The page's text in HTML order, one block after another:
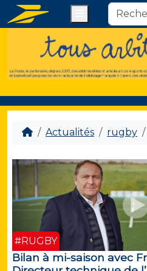
Actualités rugby
#RUGBY
Bilan à mi-saison avec